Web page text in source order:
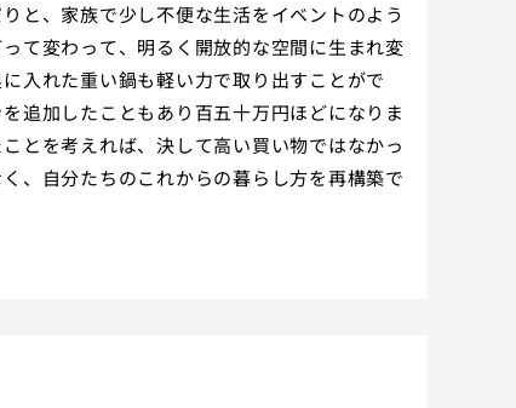
と、家族で少し不便な生活をイベントのよう
て変わって、明るく開放的な空間に生まれ変
入れた重い鍋も軽い力で取り出すことがで
追加したこともあり百五十万円ほどになりま
とを考えれば、決して高い買い物ではなかっ
、自分たちのこれからの暮らし方を再構築で